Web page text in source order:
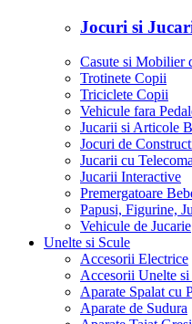
Jocuri si
Casute si Mobilier
Trotinete Copii
Triciclete Copii
Vehicule fara
Jucarii si Articole
Jocuri de
Jucarii cu
Jucarii Interactive
Premergatoare
Papusi, Figurine,
Vehicule de Jucarie
Unelte si Scule
Accesorii Electrice
Accesorii Unelte si
Aparate Spalat cu
Aparate de Sudura